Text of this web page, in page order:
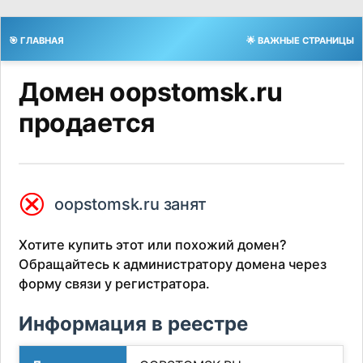
🎯 ГЛАВНАЯ 🌟 ВАЖНЫЕ СТРАНИЦЫ
Домен oopstomsk.ru
продается
⮿ oopstomsk.ru занят
Хотите купить этот или похожий домен?
Обращайтесь к администратору домена через
форму связи у регистратора.
Информация в реестре